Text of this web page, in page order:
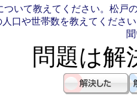
いて教えてください。 松戸
口や世帯数を教えてくださ
問題は解